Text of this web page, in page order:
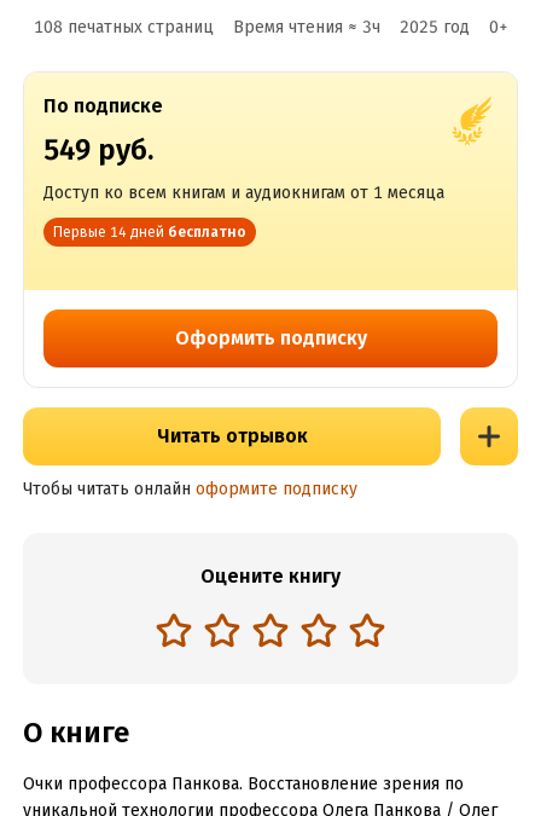
108 печатных страниц Время чтения ≈ 3ч 2025 год 0+
По подписке
549 руб.
Доступ ко всем книгам и аудиокнигам от 1 месяца
Первые 14 дней бесплатно
Оформить подписку
Читать отрывок
Чтобы читать онлайн оформите подписку
Оцените книгу
О книге
Очки профессора Панкова. Восстановление зрения по
уникальной технологии профессора Олега Панкова / Олег